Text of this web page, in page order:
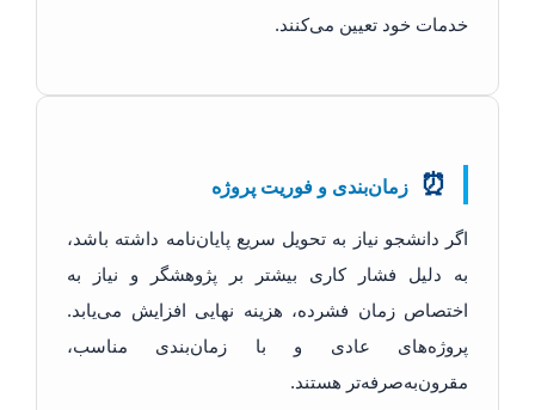
خدمات خود تعیین می‌کنند.
⏰ زمان‌بندی و فوریت پروژه
اگر دانشجو نیاز به تحویل سریع پایان‌نامه داشته باشد،
به دلیل فشار کاری بیشتر بر پژوهشگر و نیاز به
اختصاص زمان فشرده، هزینه نهایی افزایش می‌یابد.
پروژه‌های عادی و با زمان‌بندی مناسب،
مقرون‌به‌صرفه‌تر هستند.